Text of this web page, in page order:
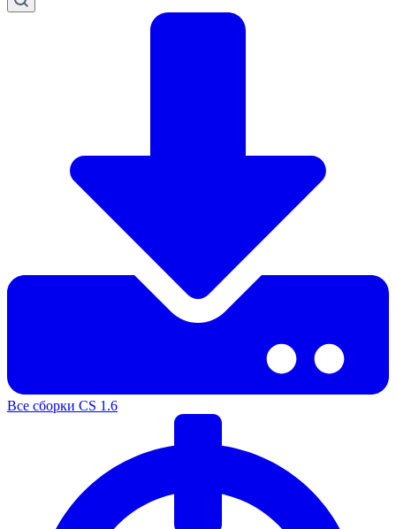
Все сборки CS 1.6